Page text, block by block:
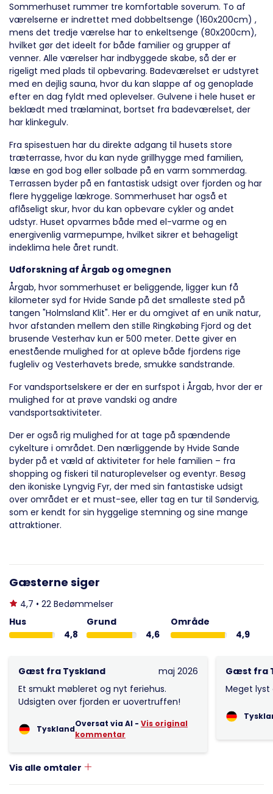
Sommerhuset rummer tre komfortable soverum. To af
værelserne er indrettet med dobbeltsenge (160x200cm) ,
mens det tredje værelse har to enkeltsenge (80x200cm),
hvilket gør det ideelt for både familier og grupper af
venner. Alle værelser har indbyggede skabe, så der er
rigeligt med plads til opbevaring. Badeværelset er udstyret
med en dejlig sauna, hvor du kan slappe af og genoplade
efter en dag fyldt med oplevelser. Gulvene i hele huset er
beklædt med trælaminat, bortset fra badeværelset, der
har klinkegulv.
Fra spisestuen har du direkte adgang til husets store
træterrasse, hvor du kan nyde grillhygge med familien,
læse en god bog eller solbade på en varm sommerdag.
Terrassen byder på en fantastisk udsigt over fjorden og har
flere hyggelige lækroge. Sommerhuset har også et
aflåseligt skur, hvor du kan opbevare cykler og andet
udstyr. Huset opvarmes både med el-varme og en
energivenlig varmepumpe, hvilket sikrer et behageligt
indeklima hele året rundt.
Udforskning af Årgab og omegnen
Årgab, hvor sommerhuset er beliggende, ligger kun få
kilometer syd for Hvide Sande på det smalleste sted på
tangen "Holmsland Klit". Her er du omgivet af en unik natur,
hvor afstanden mellem den stille Ringkøbing Fjord og det
brusende Vesterhav kun er 500 meter. Dette giver en
enestående mulighed for at opleve både fjordens rige
fugleliv og Vesterhavets brede, smukke sandstrande.
For vandsportselskere er der en surfspot i Årgab, hvor der er
mulighed for at prøve vandski og andre
vandsportsaktiviteter.
Der er også rig mulighed for at tage på spændende
cykelture i området. Den nærliggende by Hvide Sande
byder på et væld af aktiviteter for hele familien – fra
shopping og fiskeri til naturoplevelser og eventyr. Besøg
den ikoniske Lyngvig Fyr, der med sin fantastiske udsigt
over området er et must-see, eller tag en tur til Søndervig,
som er kendt for sin hyggelige stemning og sine mange
attraktioner.
Gæsterne siger
4,7 • 22 Bedømmelser
Hus
4,8
Grund
4,6
Område
4,9
Gæst fra Tyskland
maj 2026
Et smukt møbleret og nyt feriehus.
Udsigten over fjorden er uovertruffen!
Tyskland
Oversat via AI - Vis original
kommentar
Gæst fra
Meget lyst
Vis alle omtaler